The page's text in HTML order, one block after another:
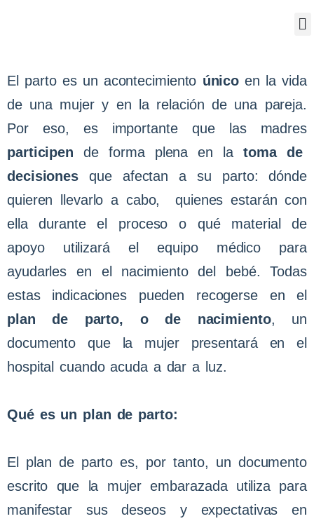
El parto es un acontecimiento único en la vida
de una mujer y en la relación de una pareja.
Por eso, es importante que las madres
participen de forma plena en latoma de
decisiones que afectan a su parto: dónde
quieren llevarlo a cabo, quienes estarán con
ella durante el proceso o qué material de
apoyo utilizará el equipo médico para
ayudarles en el nacimiento del bebé. Todas
estas indicaciones pueden recogerse en el
plan de parto, o de nacimiento, un
documento que la mujer presentará en el
hospital cuando acuda a dar a luz.
Qué es un plan de parto:
El plan de parto es, por tanto, un documento
escrito que la mujer embarazada utiliza para
manifestar sus deseos y expectativas en